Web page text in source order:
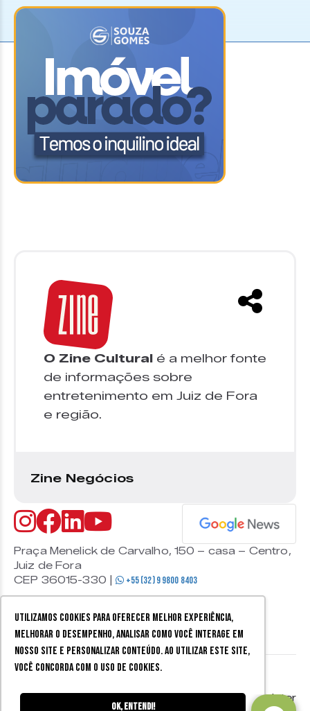
Utilizamos cookies para oferecer melhor experiência,
melhorar o desempenho, analisar como você interage em
nosso site e personalizar conteúdo. Ao utilizar este site,
você concorda com o uso de cookies.
Ok, entendi!
O Zine Cultural é a melhor fonte
de informações sobre
entretenimento em Juiz de Fora
e região.
Zine Negócios
Praça Menelick de Carvalho, 150 – casa – Centro,
Juiz de Fora
CEP 36015-330 |
+55 (32) 9 9800 8403
os direitos reservados.
Mobister